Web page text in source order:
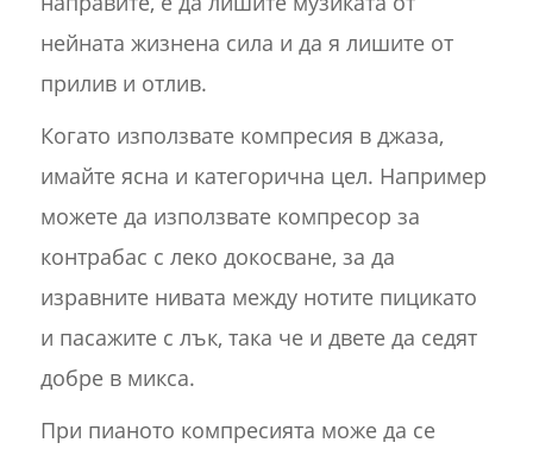
нейната жизнена сила и да я лишите от
прилив и отлив.
Когато използвате компресия в джаза,
имайте ясна и категорична цел. Например
можете да използвате компресор за
контрабас с леко докосване, за да
изравните нивата между нотите пицикато
и пасажите с лък, така че и двете да седят
добре в микса.
При пианото компресията може да се